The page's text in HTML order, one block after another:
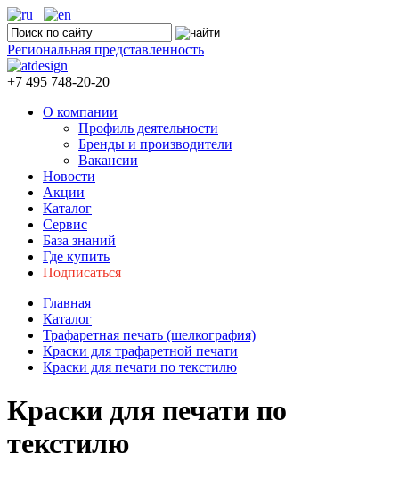
Региональная представленность
+7 495 748-20-20
О компании
Профиль деятельности
Бренды и производители
Вакансии
Новости
Акции
Каталог
Сервис
База знаний
Где купить
Подписаться
Главная
Каталог
Трафаретная печать (шелкография)
Краски для трафаретной печати
Краски для печати по текстилю
Краски для печати по
текстилю